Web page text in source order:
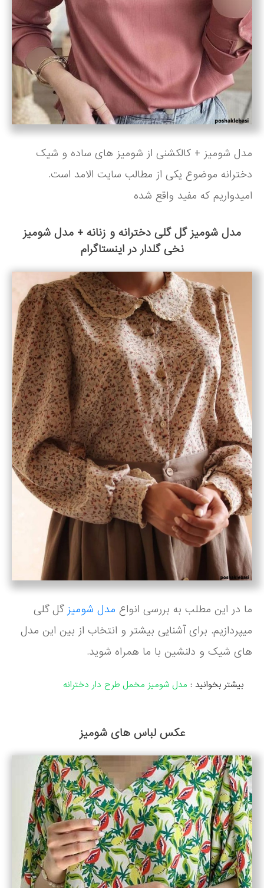
مدل شومیز + کالکشنی از شومیز های ساده و شیک
دخترانه موضوع یکی از مطالب سایت الامد است.
امیدواریم که مفید واقع شده
مدل شومیز گل گلی دخترانه و زنانه + مدل شومیز
نخی گلدار در اینستاگرام
ما در این مطلب به بررسی انواع مدل شومیز گل گلی
میپردازیم. برای آشنایی بیشتر و انتخاب از بین این مدل
های شیک و دلنشین با ما همراه شوید.
بیشتر بخوانید : مدل شومیز مخمل طرح دار دخترانه
عکس لباس های شومیز